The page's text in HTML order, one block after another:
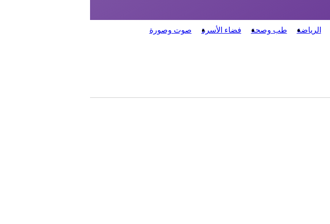
الرياضة طب وصحة فضاء الأسرة صوت وصورة